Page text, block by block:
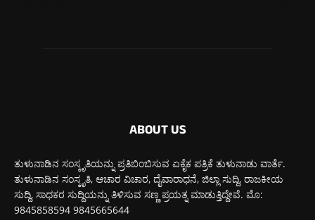
ABOUT US
ತುಳುನಾಡಿನ ಸಂಸ್ಕೃತಿಯನ್ನು ಪ್ರತಿಬಿಂಬಿಸುವ ಏಕೈಕ ಪತ್ರಿಕೆ ತುಳುನಾಡು ವಾರ್ತೆ.
ತುಳುನಾಡಿನ ಸಂಸ್ಕೃತಿ, ಆಚಾರ ವಿಚಾರ, ದೈವಾರಾಧನೆ, ಜಿಲ್ಲಾ ಸುದ್ದಿ, ರಾಜಕೀಯ
ಸುದ್ದಿ, ಸಾಧಕರ ಸುದ್ದಿಯನ್ನು ತಿಳಿಸುವ ಸಣ್ಣ ಪ್ರಯತ್ನ ಮಾಡುತ್ತಿದ್ದೇವೆ. ಮೊ:
9845858594 9845665644